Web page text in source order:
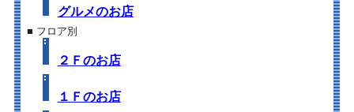
グルメのお店
■ フロア別
２Ｆのお店
１Ｆのお店